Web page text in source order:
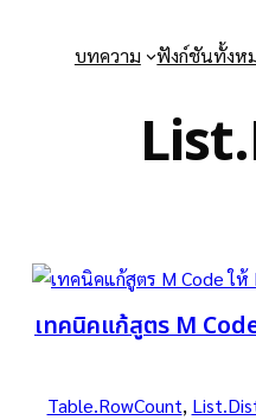
บทความ ฟังก์ชันทั้งห
เทคนิคแก้สูตร M
Table.RowCount,